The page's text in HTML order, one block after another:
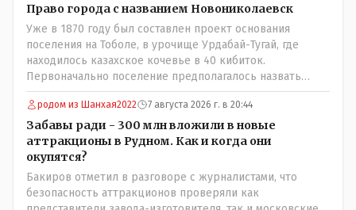
воспитатели долго добивались установки
кондиционеров в помещениях, где есть дети, однако к
настоящему времени их установили только в
помещениях, предназначенных для административно-
управленческого персонала. И Также в каждой группе
установлены кондиционеры, питьевой и температурный
режимы, которые взяты на особый контроль, учитывая
погодные условия в это лето. Мы решили. что это -
противоречие. Вы считаете иначе?
Право города с названием Новониколаевск
Уже в 1870 году был составлен проект основания
поселения на Тоболе, в урочище Урдабай-Тугай, где
находилось казахское кочевье в 40 кибиток.
Первоначально поселение предполагалось назвать
Урдабаем по имени урочища. .......из всего этого следует
что комиссии ономастической надо ознакомиться с
историей города и принять справедливое решение с
названием Урдабай-Тугай 40 кибиток или просто
Урдабай таким образом они убьют сразу двух зайцев
царского и коммуняцкого....и справедливость
восторжествует....
родом из Шанхая2022 7 августа 2026 г. в 20:44
Забавы ради - 300 млн вложили в новые
аттракционы в Рудном. Как и когда они
окупятся?
Бакиров отметил в разговоре с журналистами, что
безопасность аттракционов проверяли как